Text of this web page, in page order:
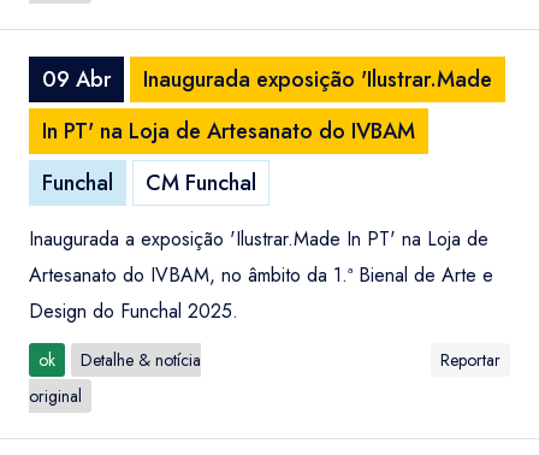
09 Abr
Inaugurada exposição 'Ilustrar.Made
In PT' na Loja de Artesanato do IVBAM
Funchal
CM Funchal
Inaugurada a exposição 'Ilustrar.Made In PT' na Loja de
Artesanato do IVBAM, no âmbito da 1.ª Bienal de Arte e
Design do Funchal 2025.
ok
Detalhe & notícia
original
Reportar